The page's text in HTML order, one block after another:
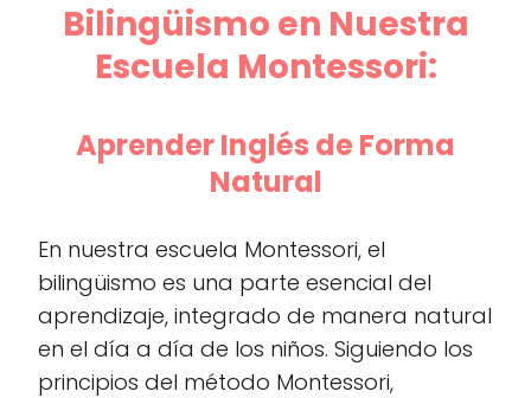
Bilingüismo en Nuestra
Escuela Montessori:
Aprender Inglés de Forma
Natural
En nuestra escuela Montessori, el
bilingüismo es una parte esencial del
aprendizaje, integrado de manera natural
en el día a día de los niños. Siguiendo los
principios del método Montessori,